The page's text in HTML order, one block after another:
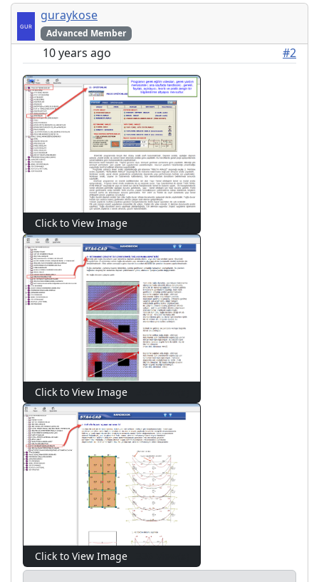
guraykose
Advanced Member
10 years ago #2
Click to View Image
Click to View Image
Click to View Image